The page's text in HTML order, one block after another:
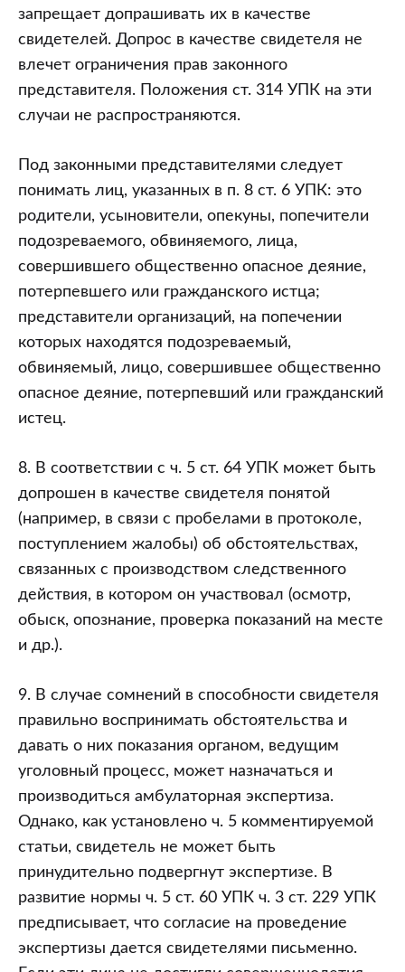
запрещает допрашивать их в качестве
свидетелей. Допрос в качестве свидетеля не
влечет ограничения прав законного
представителя. Положения ст. 314 УПК на эти
случаи не распространяются.
Под законными представителями следует
понимать лиц, указанных в п. 8 ст. 6 УПК: это
родители, усыновители, опекуны, попечители
подозреваемого, обвиняемого, лица,
совершившего общественно опасное деяние,
потерпевшего или гражданского истца;
представители организаций, на попечении
которых находятся подозреваемый,
обвиняемый, лицо, совершившее общественно
опасное деяние, потерпевший или гражданский
истец.
8. В соответствии с ч. 5 ст. 64 УПК может быть
допрошен в качестве свидетеля понятой
(например, в связи с пробелами в протоколе,
поступлением жалобы) об обстоятельствах,
связанных с производством следственного
действия, в котором он участвовал (осмотр,
обыск, опознание, проверка показаний на месте
и др.).
9. В случае сомнений в способности свидетеля
правильно воспринимать обстоятельства и
давать о них показания органом, ведущим
уголовный процесс, может назначаться и
производиться амбулаторная экспертиза.
Однако, как установлено ч. 5 комментируемой
статьи, свидетель не может быть
принудительно подвергнут экспертизе. В
развитие нормы ч. 5 ст. 60 УПК ч. 3 ст. 229 УПК
предписывает, что согласие на проведение
экспертизы дается свидетелями письменно.